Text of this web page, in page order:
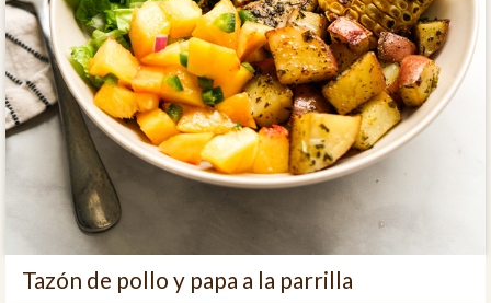
Tazón de pollo y papa a la parrilla